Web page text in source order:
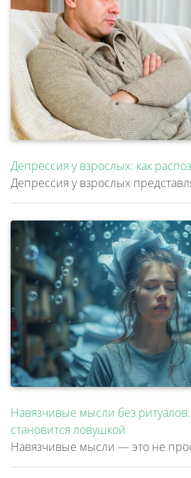
Депрессия у взрослых: как
Навязчивые мысли без ритуалов:
становится ловушкой